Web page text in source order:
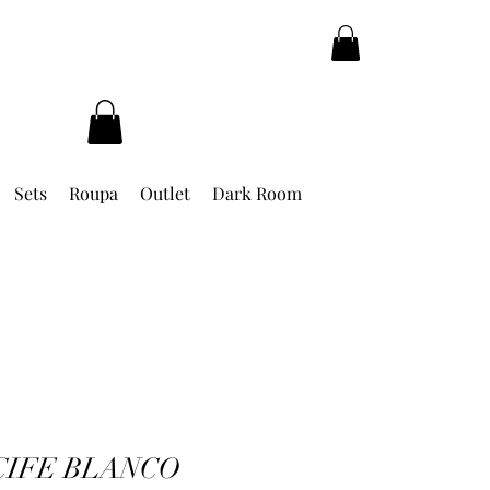
Sets Roupa Outlet Dark Room
BLANCO